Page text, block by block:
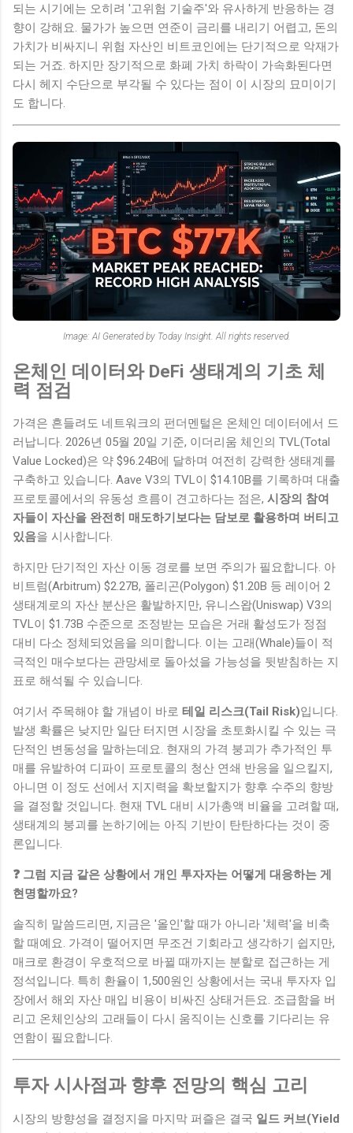
되는 시기에는 오히려 '고위험 기술주'와 유사하게 반응하는 경
향이 강해요. 물가가 높으면 연준이 금리를 내리기 어렵고, 돈의
가치가 비싸지니 위험 자산인 비트코인에는 단기적으로 악재가
되는 거죠. 하지만 장기적으로 화폐 가치 하락이 가속화된다면
다시 헤지 수단으로 부각될 수 있다는 점이 이 시장의 묘미이기
도 합니다.
Image: AI Generated by Today Insight. All rights reserved.
온체인 데이터와 DeFi 생태계의 기초 체
력 점검
가격은 흔들려도 네트워크의 펀더멘털은 온체인 데이터에서 드
러납니다. 2026년 05월 20일 기준, 이더리움 체인의 TVL(Total
Value Locked)은 약 $96.24B에 달하며 여전히 강력한 생태계를
구축하고 있습니다. Aave V3의 TVL이 $14.10B를 기록하며 대출
프로토콜에서의 유동성 흐름이 견고하다는 점은, 시장의 참여
자들이 자산을 완전히 매도하기보다는 담보로 활용하며 버티고
있음을 시사합니다.
하지만 단기적인 자산 이동 경로를 보면 주의가 필요합니다. 아
비트럼(Arbitrum) $2.27B, 폴리곤(Polygon) $1.20B 등 레이어 2
생태계로의 자산 분산은 활발하지만, 유니스왑(Uniswap) V3의
TVL이 $1.73B 수준으로 조정받는 모습은 거래 활성도가 정점
대비 다소 정체되었음을 의미합니다. 이는 고래(Whale)들이 적
극적인 매수보다는 관망세로 돌아섰을 가능성을 뒷받침하는 지
표로 해석될 수 있습니다.
여기서 주목해야 할 개념이 바로 테일 리스크(Tail Risk)입니다.
발생 확률은 낮지만 일단 터지면 시장을 초토화시킬 수 있는 극
단적인 변동성을 말하는데요. 현재의 가격 붕괴가 추가적인 투
매를 유발하여 디파이 프로토콜의 청산 연쇄 반응을 일으킬지,
아니면 이 정도 선에서 지지력을 확보할지가 향후 수주의 향방
을 결정할 것입니다. 현재 TVL 대비 시가총액 비율을 고려할 때,
생태계의 붕괴를 논하기에는 아직 기반이 탄탄하다는 것이 중
론입니다.
❓ 그럼 지금 같은 상황에서 개인 투자자는 어떻게 대응하는 게
현명할까요?
솔직히 말씀드리면, 지금은 '올인'할 때가 아니라 '체력'을 비축
할 때예요. 가격이 떨어지면 무조건 기회라고 생각하기 쉽지만,
매크로 환경이 우호적으로 바뀔 때까지는 분할로 접근하는 게
정석입니다. 특히 환율이 1,500원인 상황에서는 국내 투자자 입
장에서 해외 자산 매입 비용이 비싸진 상태거든요. 조급함을 버
리고 온체인상의 고래들이 다시 움직이는 신호를 기다리는 유
연함이 필요합니다.
투자 시사점과 향후 전망의 핵심 고리
시장의 방향성을 결정지을 마지막 퍼즐은 결국 일드 커브(Yield